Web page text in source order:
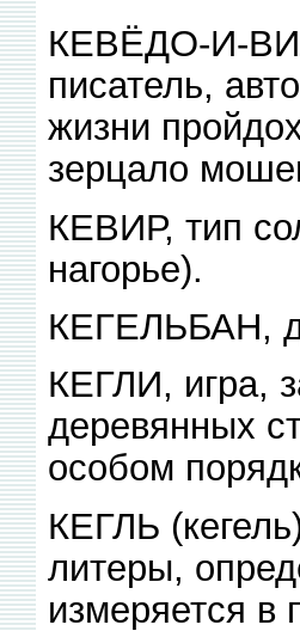
КЕВЁДО-И-
писатель,
жизни
зерцало
КЕВИР, тип
нагорье).
КЕГЕЛЬБАН,
КЕГЛИ, игра,
деревянных
особом
КЕГЛЬ
литеры,
измеряется в